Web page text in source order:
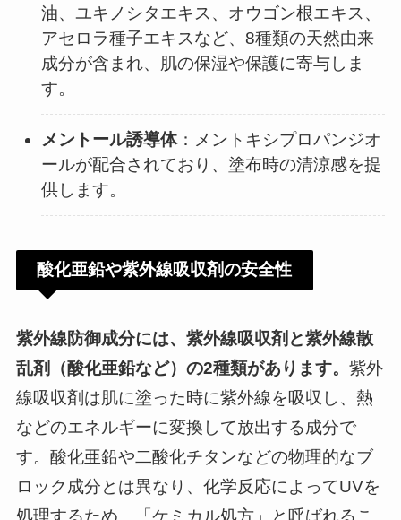
油、ユキノシタエキス、オウゴン根エキス、
アセロラ種子エキスなど、8種類の天然由来
成分が含まれ、肌の保湿や保護に寄与しま
す。​
メントール誘導体：​メントキシプロパンジオ
ールが配合されており、塗布時の清涼感を提
供します。
酸化亜鉛や紫外線吸収剤の安全性
紫外線防御成分には、紫外線吸収剤と紫外線散
乱剤（酸化亜鉛など）の2種類があります。 ​紫外
線吸収剤は肌に塗った時に紫外線を吸収し、熱
などのエネルギーに変換して放出する成分で
す。酸化亜鉛や二酸化チタンなどの物理的なブ
ロック成分とは異なり、化学反応によってUVを
処理するため、「ケミカル処方」と呼ばれるこ